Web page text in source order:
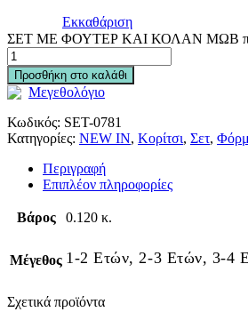
Εκκαθάριση
ΣΕΤ ΜΕ ΦΟΥΤΕΡ ΚΑΙ ΚΟΛΑΝ ΜΩΒ
Προσθήκη στο καλάθι
Μεγεθολόγιο
Κωδικός: SET-0781
Κατηγορίες: NEW IN, Κορίτσι, Σετ,
Περιγραφή
Επιπλέον πληροφορίες
Βάρος 0.120 κ.
Μέγεθος 1-2 Ετών, 2-3 Ετών, 3-4
Σχετικά προϊόντα